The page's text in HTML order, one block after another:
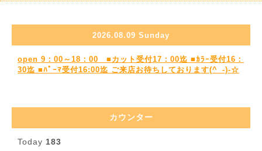
2026.08.09 Sunday
open 9：00～18：00 ■カット受付17：00迄 ■ｶﾗｰ受付16：
30迄 ■ﾊﾟｰﾏ受付16:00迄 ご来店お待ちしております(^_-)-☆
カウンター
Today 183